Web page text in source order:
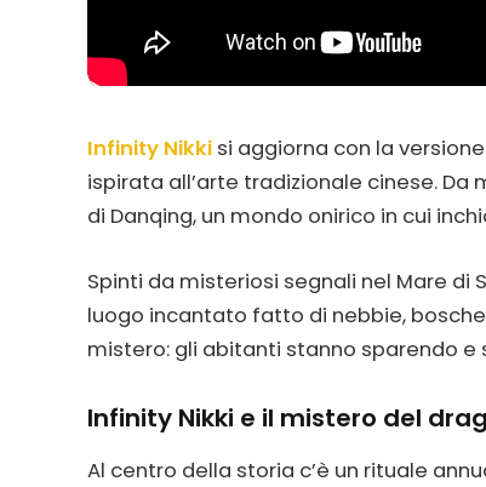
Infinity Nikki si aggiorna con la
ispirata all’arte tradizionale cinese. Da
di Danqing, un mondo onirico in cui
Spinti da misteriosi segnali nel Mare di
luogo incantato fatto di nebbie,
mistero: gli abitanti stanno sparendo e
Infinity Nikki e il mistero del
Al centro della storia c’è un rituale